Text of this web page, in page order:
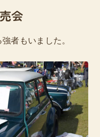
会
者もいました。